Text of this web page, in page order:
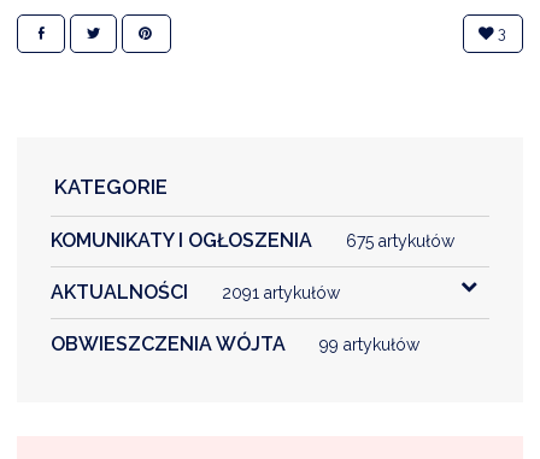
3
KATEGORIE
KOMUNIKATY I OGŁOSZENIA 675 artykułów
AKTUALNOŚCI 2091 artykułów
OBWIESZCZENIA WÓJTA 99 artykułów